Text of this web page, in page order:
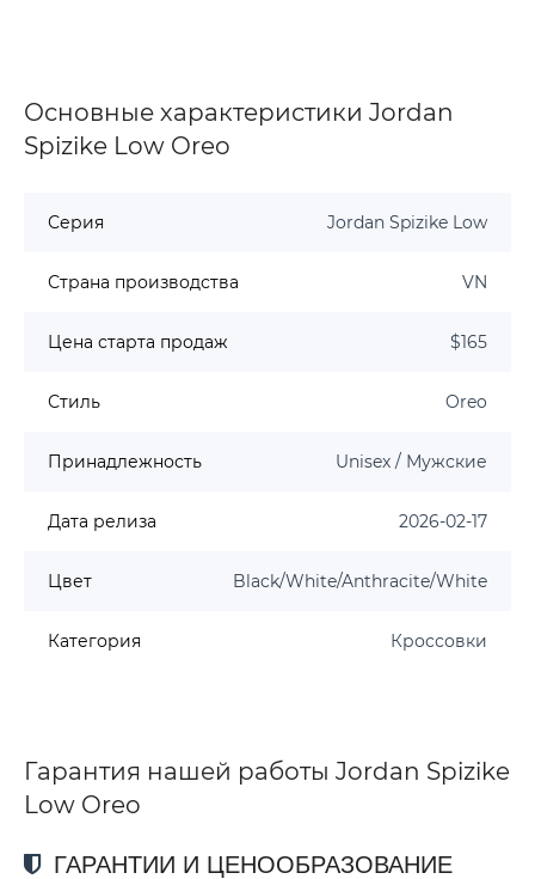
Основные характеристики Jordan
Spizike Low Oreo
Серия Jordan Spizike Low
Страна производства VN
Цена старта продаж $165
Стиль Oreo
Принадлежность Unisex / Мужские
Дата релиза 2026-02-17
Цвет Black/White/Anthracite/White
Категория Кроссовки
Гарантия нашей работы Jordan Spizike
Low Oreo
ГАРАНТИИ И ЦЕНООБРАЗОВАНИЕ